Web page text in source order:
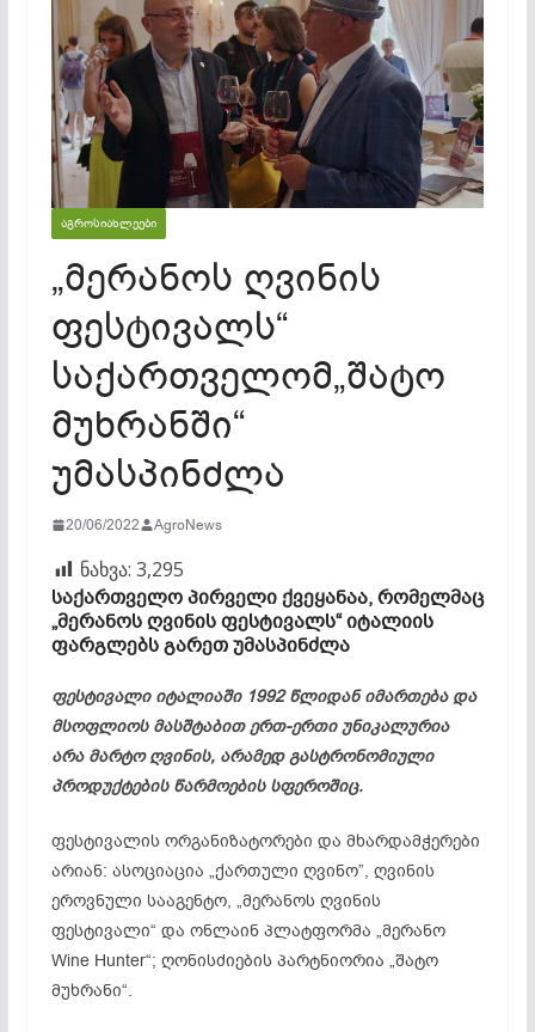
ᲐᲒᲠᲝᲡᲘᲐᲮᲚᲔᲔᲑᲘ
„მერანოს ღვინის
ფესტივალს“
საქართველომ„შატო
მუხრანში“
უმასპინძლა
20/06/2022 AgroNews
ნახვა: 3,295
საქართველო პირველი ქვეყანაა, რომელმაც
„მერანოს ღვინის ფესტივალს“ იტალიის
ფარგლებს გარეთ უმასპინძლა
ფესტივალი იტალიაში 1992 წლიდან იმართება და
მსოფლიოს მასშტაბით ერთ-ერთი უნიკალურია
არა მარტო ღვინის, არამედ გასტრონომიული
პროდუქტების წარმოების სფეროშიც.
ფესტივალის ორგანიზატორები და მხარდამჭერები
არიან: ასოციაცია „ქართული ღვინო”, ღვინის
ეროვნული სააგენტო, „მერანოს ღვინის
ფესტივალი“ და ონლაინ პლატფორმა „მერანო
Wine Hunter“; ღონისძიების პარტნიორია „შატო
მუხრანი“.